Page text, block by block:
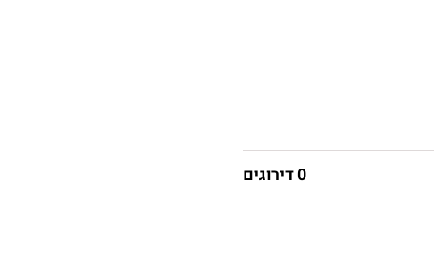
0 דירוגים